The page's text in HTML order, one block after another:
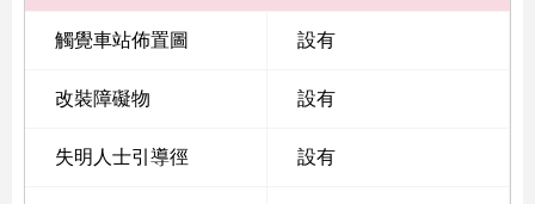
觸覺車站佈置圖 設有
改裝障礙物 設有
失明人士引導徑 設有